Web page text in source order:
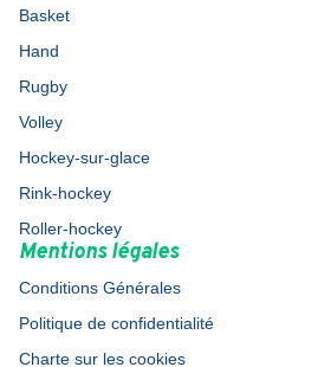
Basket
Hand
Rugby
Volley
Hockey-sur-glace
Rink-hockey
Roller-hockey
Mentions légales
Conditions Générales
Politique de confidentialité
Charte sur les cookies